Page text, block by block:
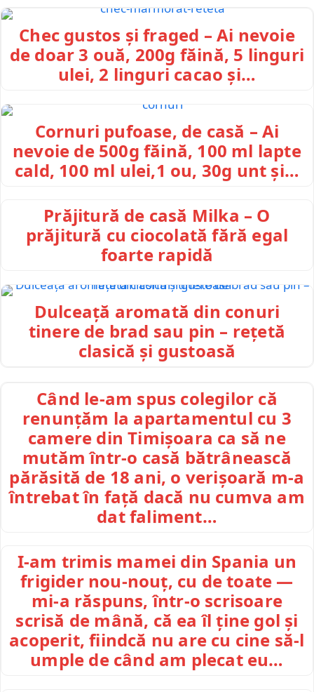
Chec gustos și fraged – Ai nevoie
de doar 3 ouă, 200g făină, 5 linguri
ulei, 2 linguri cacao și…
Cornuri pufoase, de casă – Ai
nevoie de 500g făină, 100 ml lapte
cald, 100 ml ulei,1 ou, 30g unt și…
Prăjitură de casă Milka – O
prăjitură cu ciocolată fără egal
foarte rapidă
Dulceață aromată din conuri
tinere de brad sau pin – rețetă
clasică și gustoasă
Când le-am spus colegilor că
renunțăm la apartamentul cu 3
camere din Timișoara ca să ne
mutăm într-o casă bătrânească
părăsită de 18 ani, o verișoară m-a
întrebat în față dacă nu cumva am
dat faliment…
I-am trimis mamei din Spania un
frigider nou-nouț, cu de toate —
mi-a răspuns, într-o scrisoare
scrisă de mână, că ea îl ține gol și
acoperit, fiindcă nu are cu cine să-l
umple de când am plecat eu…